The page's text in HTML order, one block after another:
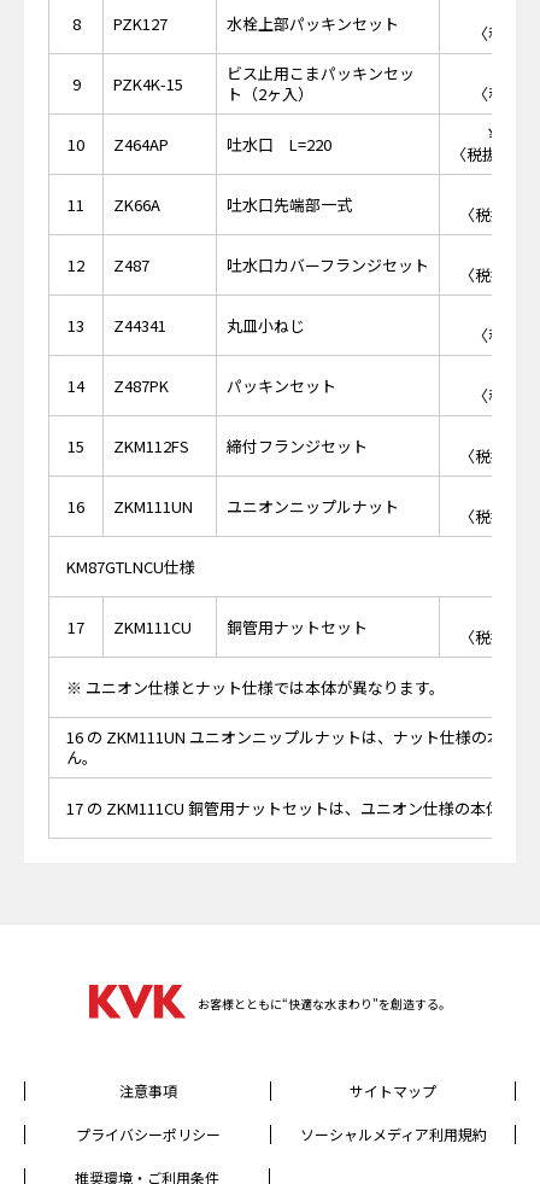
8 PZK127 水栓上部パッキンセット
〈税抜
9 PZK4K-15
ビス止用こまパッキンセッ
ト（2ヶ入）
〈税抜
10 Z464AP 吐水口 L=220
￥
〈税抜価格
11 ZK66A 吐水口先端部一式
〈税抜価
12 Z487 吐水口カバーフランジセット
〈税抜価
13 Z44341 丸皿小ねじ
〈税抜
14 Z487PK パッキンセット
〈税抜
15 ZKM112FS 締付フランジセット
〈税抜価
16 ZKM111UN ユニオンニップルナット
〈税抜価
KM87GTLNCU仕様
17 ZKM111CU 銅管用ナットセット
〈税抜価
※ ユニオン仕様とナット仕様では本体が異なります。
16 の ZKM111UN ユニオンニップルナットは、ナット仕様の本体
ん。
17 の ZKM111CU 銅管用ナットセットは、ユニオン仕様の本体に
お客様とともに“快適な水まわり”を創造する。
注意事項 サイトマップ
プライバシーポリシー ソーシャルメディア利用規約
推奨環境・ご利用条件